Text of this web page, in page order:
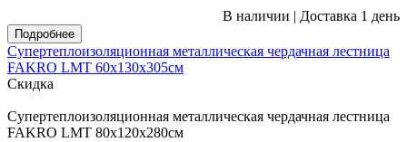
В наличии | Доставка 1 день
Подробнее
Супертеплоизоляционная металлическая чердачная лестница
FAKRO LMT 60х130х305см
Скидка
Супертеплоизоляционная металлическая чердачная лестница
FAKRO LMT 80х120х280см